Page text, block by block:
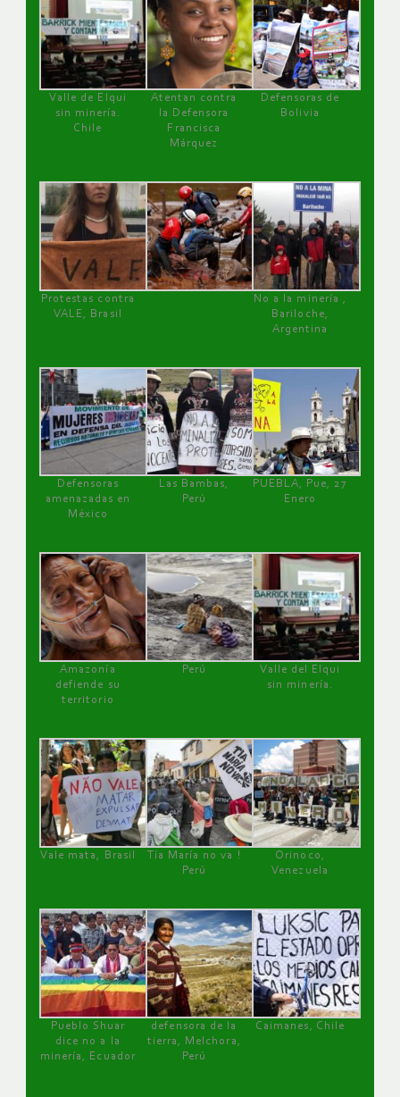
Valle de Elqui
sin minería.
Chile
Atentan contra
la Defensora
Francisca
Márquez
Defensoras de
Bolivia
Protestas contra
VALE, Brasil
No a la minería ,
Bariloche,
Argentina
Defensoras
amenazadas en
México
Las Bambas,
Perú
PUEBLA, Pue, 27
Enero
Amazonía
defiende su
territorio
Perú
Valle del Elqui
sin minería.
Vale mata, Brasil
Tía María no va !
Perú
Orinoco,
Venezuela
Pueblo Shuar
dice no a la
minería, Ecuador
defensora de la
tierra, Melchora,
Perú
Caimanes, Chile